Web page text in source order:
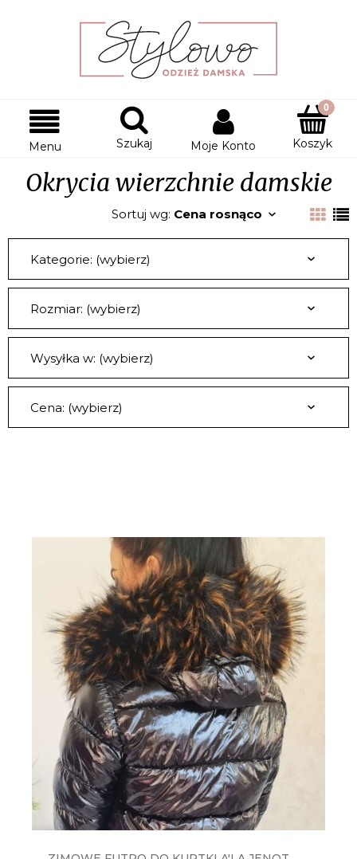
Menu Szukaj Moje Konto Koszyk
Okrycia wierzchnie damskie
Sortuj wg: Cena rosnąco
Kategorie: (wybierz)
Rozmiar: (wybierz)
Wysyłka w: (wybierz)
Cena: (wybierz)